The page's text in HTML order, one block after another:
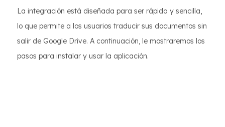
La integración está diseñada para ser rápida y sencilla,
lo que permite a los usuarios traducir sus documentos sin
salir de Google Drive. A continuación, le mostraremos los
pasos para instalar y usar la aplicación.